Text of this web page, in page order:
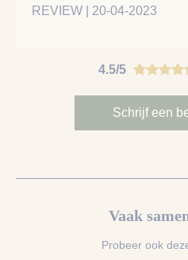
REVIEW | 20-04-2023
4.5/5
Schrijf een
Vaak
Probeer ook